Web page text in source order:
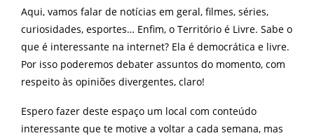
Aqui, vamos falar de notícias em geral, filmes, séries,
curiosidades, esportes… Enfim, o Território é Livre. Sabe o
que é interessante na internet? Ela é democrática e livre.
Por isso poderemos debater assuntos do momento, com
respeito às opiniões divergentes, claro!
Espero fazer deste espaço um local com conteúdo
interessante que te motive a voltar a cada semana, mas